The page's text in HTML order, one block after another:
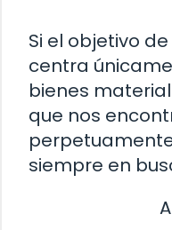
Si el objetivo
centra
bienes
que nos
siempre en